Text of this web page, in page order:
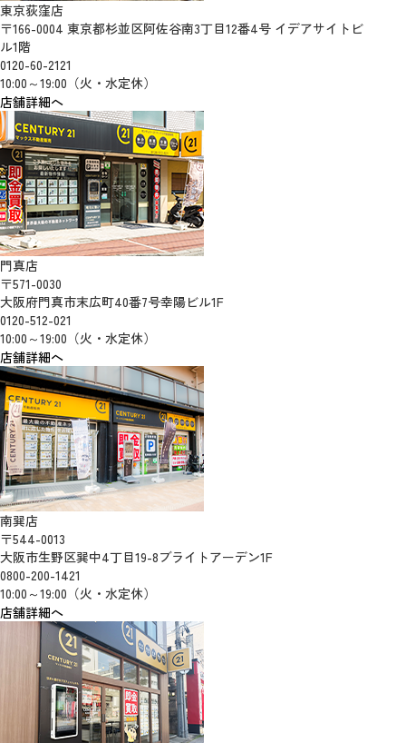
東京荻窪店
〒166-0004 東京都杉並区阿佐谷南3丁目12番4号 イデアサイトビ
ル1階
0120-60-2121
10:00～19:00（火・水定休）
店舗詳細へ
門真店
〒571-0030
大阪府門真市末広町40番7号幸陽ビル1F
0120-512-021
10:00～19:00（火・水定休）
店舗詳細へ
南巽店
〒544-0013
大阪市生野区巽中4丁目19-8ブライトアーデン1F
0800-200-1421
10:00～19:00（火・水定休）
店舗詳細へ